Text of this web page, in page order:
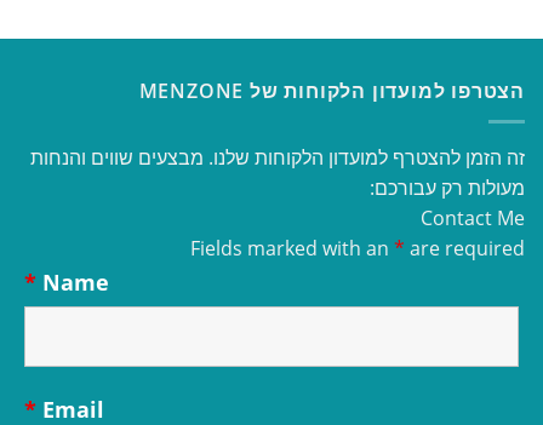
הצטרפו למועדון הלקוחות של MENZONE
זה הזמן להצטרף למועדון הלקוחות שלנו. מבצעים שווים והנחות
מעולות רק עבורכם:
Contact Me
Fields marked with an * are required
Name
*
Email
*